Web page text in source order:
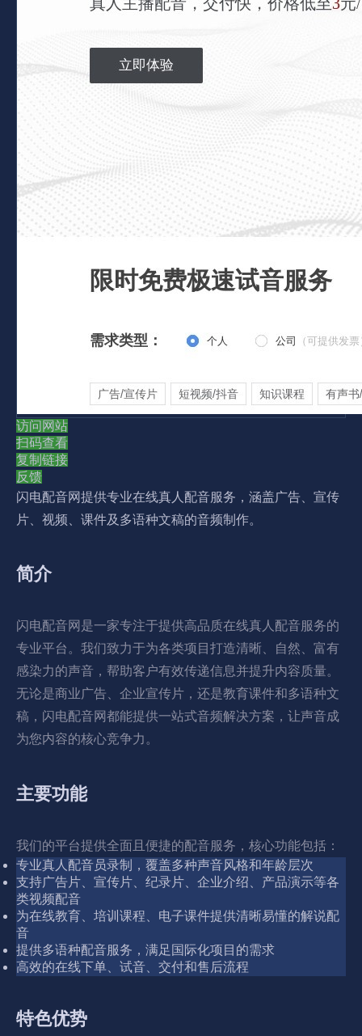
访问网站
扫码查看
复制链接
反馈
闪电配音网提供专业在线真人配音服务，涵盖广告、宣传
片、视频、课件及多语种文稿的音频制作。
简介
闪电配音网是一家专注于提供高品质在线真人配音服务的
专业平台。我们致力于为各类项目打造清晰、自然、富有
感染力的声音，帮助客户有效传递信息并提升内容质量。
无论是商业广告、企业宣传片，还是教育课件和多语种文
稿，闪电配音网都能提供一站式音频解决方案，让声音成
为您内容的核心竞争力。
主要功能
我们的平台提供全面且便捷的配音服务，核心功能包括：
专业真人配音员录制，覆盖多种声音风格和年龄层次
支持广告片、宣传片、纪录片、企业介绍、产品演示等各
类视频配音
为在线教育、培训课程、电子课件提供清晰易懂的解说配
音
提供多语种配音服务，满足国际化项目的需求
高效的在线下单、试音、交付和售后流程
特色优势